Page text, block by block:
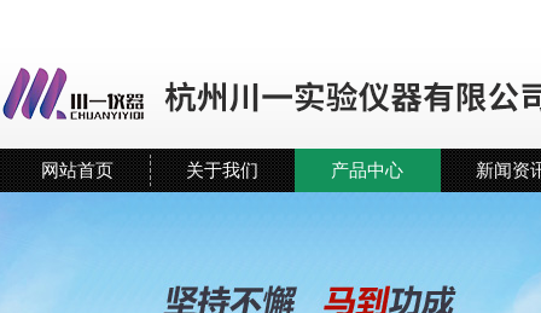
网站首页 关于我们 产品中心 新闻资